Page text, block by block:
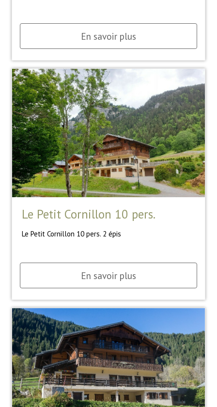
En savoir plus
Le Petit Cornillon 10 pers.
Le Petit Cornillon 10 pers. 2 épis
En savoir plus